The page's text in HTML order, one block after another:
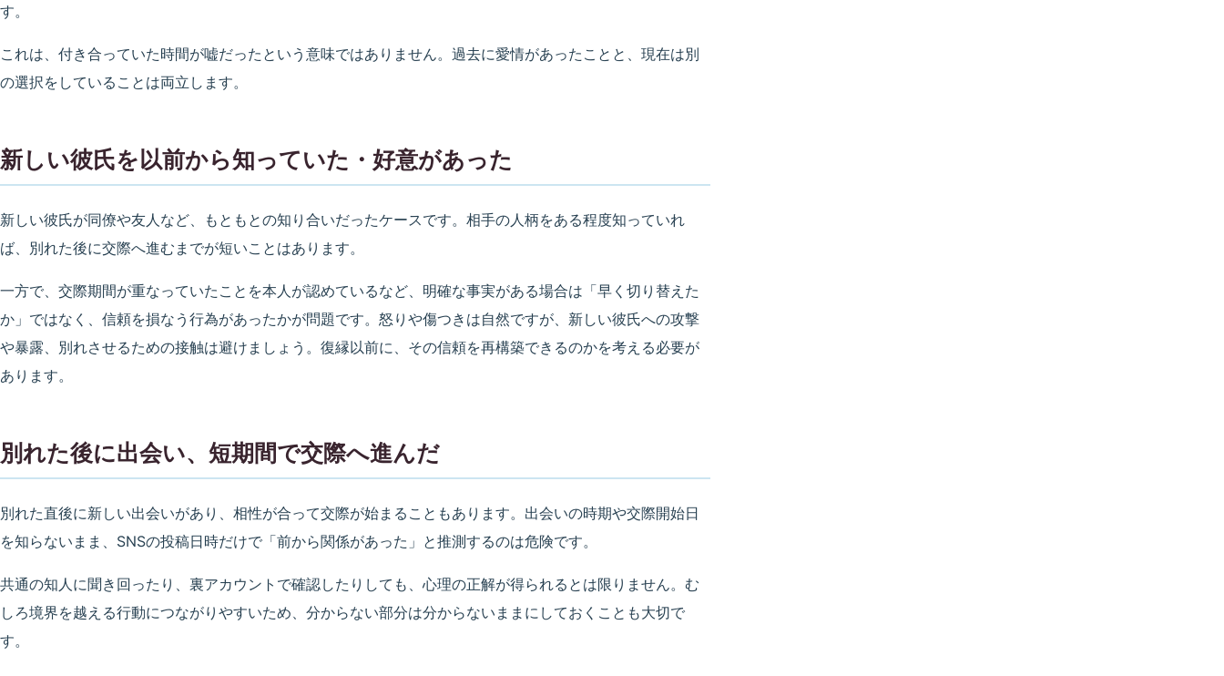
す。
これは、付き合っていた時間が嘘だったという意味ではありません。過去に愛情があったことと、現在は別
の選択をしていることは両立します。
新しい彼氏を以前から知っていた・好意があった
新しい彼氏が同僚や友人など、もともとの知り合いだったケースです。相手の人柄をある程度知っていれ
ば、別れた後に交際へ進むまでが短いことはあります。
一方で、交際期間が重なっていたことを本人が認めているなど、明確な事実がある場合は「早く切り替えた
か」ではなく、信頼を損なう行為があったかが問題です。怒りや傷つきは自然ですが、新しい彼氏への攻撃
や暴露、別れさせるための接触は避けましょう。復縁以前に、その信頼を再構築できるのかを考える必要が
あります。
別れた後に出会い、短期間で交際へ進んだ
別れた直後に新しい出会いがあり、相性が合って交際が始まることもあります。出会いの時期や交際開始日
を知らないまま、SNSの投稿日時だけで「前から関係があった」と推測するのは危険です。
共通の知人に聞き回ったり、裏アカウントで確認したりしても、心理の正解が得られるとは限りません。む
しろ境界を越える行動につながりやすいため、分からない部分は分からないままにしておくことも大切で
す。